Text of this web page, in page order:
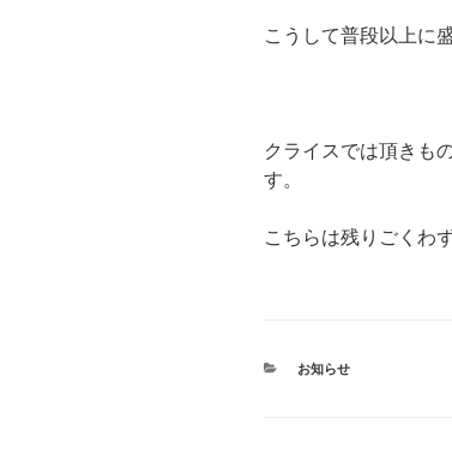
こうして普段以上に
クライスでは頂きも
す。
こちらは残りごくわ
カ
お知らせ